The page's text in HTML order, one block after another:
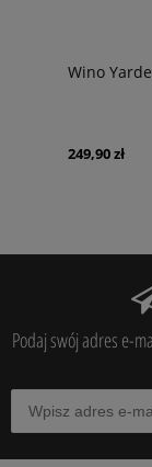
Wino
249,90 zł
Podaj swój adres e-